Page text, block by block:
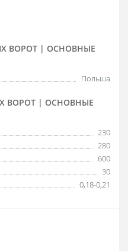
ВОРОТ | ОСНОВНЫЕ
Польша
ВОРОТ | ОСНОВНЫЕ
230
280
600
30
0,18-0,21